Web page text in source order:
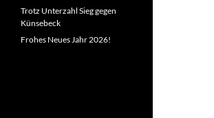
Trotz Unterzahl Sieg gegen
Künsebeck
Frohes Neues Jahr 2026!